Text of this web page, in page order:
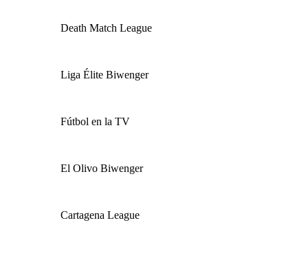
Death Match League
Liga Élite Biwenger
Fútbol en la TV
El Olivo Biwenger
Cartagena League